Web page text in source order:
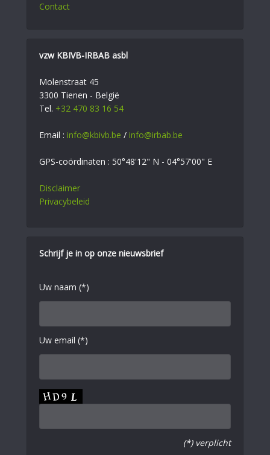
Contact
vzw KBIVB-IRBAB asbl
Molenstraat 45
3300 Tienen - België
Tel. +32 470 83 16 54
Email : info@kbivb.be / info@irbab.be
GPS-coördinaten : 50°48'12" N - 04°57'00" E
Disclaimer
Privacybeleid
Schrijf je in op onze nieuwsbrief
Uw naam (*)
Uw email (*)
(*) verplicht